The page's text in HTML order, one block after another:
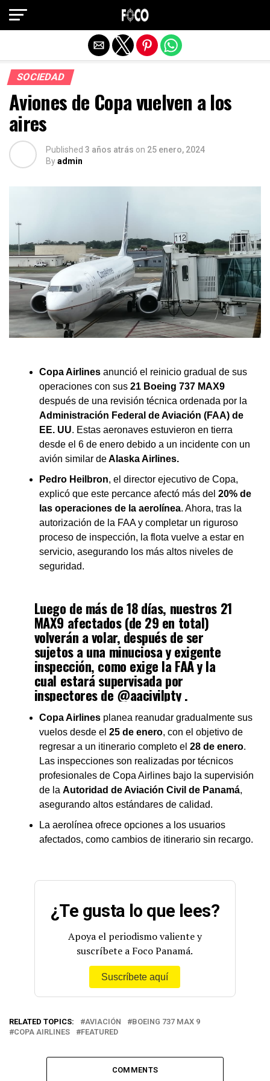
SOCIEDAD
Aviones de Copa vuelven a los
aires
Published 3 años atrás on 25 enero, 2024
Byadmin
Copa Airlines anunció el reinicio gradual de sus
operaciones con sus 21 Boeing 737 MAX9
después de una revisión técnica ordenada por la
Administración Federal de Aviación (FAA) de
EE. UU. Estas aeronaves estuvieron en tierra
desde el 6 de enero debido a un incidente con un
avión similar deAlaska Airlines.
Pedro Heilbron, el director ejecutivo de Copa,
explicó que este percance afectó más del 20% de
las operaciones de la aerolínea. Ahora, tras la
autorización de la FAA y completar un riguroso
proceso de inspección, la flota vuelve a estar en
servicio, asegurando los más altos niveles de
seguridad.
Luego de más de 18 días, nuestros 21
MAX9 afectados (de 29 en total)
volverán a volar, después de ser
sujetos a una minuciosa y exigente
inspección, como exige la FAA y la
cual estará supervisada por
inspectores de@aacivilpty.
Nuestros profesionales de
Operaciones Técnicas han…
https://t.co/cy5i1zD5W9
— Pedro Heilbron (@PedroHeilbron) January 25, 2024
Copa Airlines planea reanudar gradualmente sus
vuelos desde el 25 de enero, con el objetivo de
regresar a un itinerario completo el 28 de enero.
Las inspecciones son realizadas por técnicos
profesionales de Copa Airlines bajo la supervisión
de la Autoridad de Aviación Civil de Panamá,
asegurando altos estándares de calidad.
La aerolínea ofrece opciones a los usuarios
afectados, como cambios de itinerario sin recargo.
¿Te gusta lo que lees?
Apoya el periodismo valiente y
suscríbete a Foco Panamá.
Suscríbete aquí
RELATED TOPICS: AVIACIÓN
BOEING 737 MAX 9
COPA AIRLINES
FEATURED
COMMENTS
Salir de la versión móvil